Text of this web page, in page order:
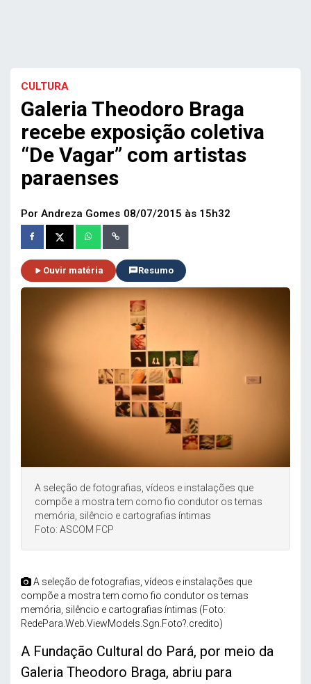
CULTURA
Galeria Theodoro Braga
recebe exposição coletiva
“De Vagar” com artistas
paraenses
Por Andreza Gomes 08/07/2015 às 15h32
Ouvir matéria Resumo
A seleção de fotografias, vídeos e instalações que
compõe a mostra tem como fio condutor os temas
memória, silêncio e cartografias íntimas
Foto: ASCOM FCP
A seleção de fotografias, vídeos e instalações que
compõe a mostra tem como fio condutor os temas
memória, silêncio e cartografias íntimas (Foto:
RedePara.Web.ViewModels.Sgn.Foto?.credito)
A Fundação Cultural do Pará, por meio da
Galeria Theodoro Braga, abriu para